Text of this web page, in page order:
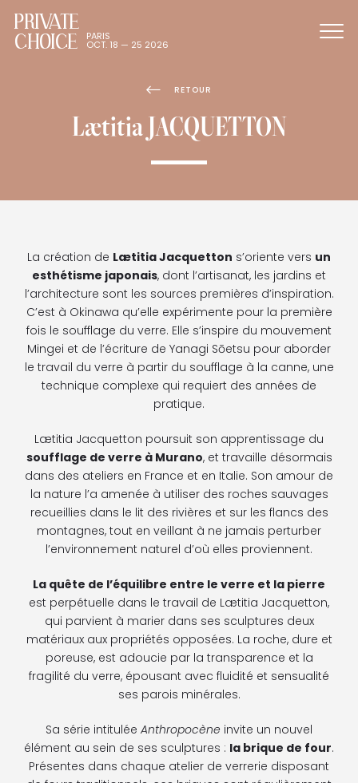
PRIVATE
CHOICE
PARIS
OCT. 18 — 25 2026
RETOUR
Lætitia JACQUETTON
La création de Lætitia Jacquetton s’oriente vers un
esthétisme japonais, dont l’artisanat, les jardins et
l’architecture sont les sources premières d’inspiration.
C’est à Okinawa qu’elle expérimente pour la première
fois le soufflage du verre. Elle s’inspire du mouvement
Mingei et de l’écriture de Yanagi Sōetsu pour aborder
le travail du verre à partir du soufflage à la canne, une
technique complexe qui requiert des années de
pratique.
Lætitia Jacquetton poursuit son apprentissage du
soufflage de verre à Murano, et travaille désormais
dans des ateliers en France et en Italie. Son amour de
la nature l’a amenée à utiliser des roches sauvages
recueillies dans le lit des rivières et sur les flancs des
montagnes, tout en veillant à ne jamais perturber
l’environnement naturel d’où elles proviennent.
La quête de l’équilibre entre le verre et la pierre
est perpétuelle dans le travail de Lætitia Jacquetton,
qui parvient à marier dans ses sculptures deux
matériaux aux propriétés opposées. La roche, dure et
poreuse, est adoucie par la transparence et la
fragilité du verre, épousant avec fluidité et sensualité
ses parois minérales.
Sa série intitulée Anthropocène invite un nouvel
élément au sein de ses sculptures : la brique de four.
Présentes dans chaque atelier de verrerie disposant